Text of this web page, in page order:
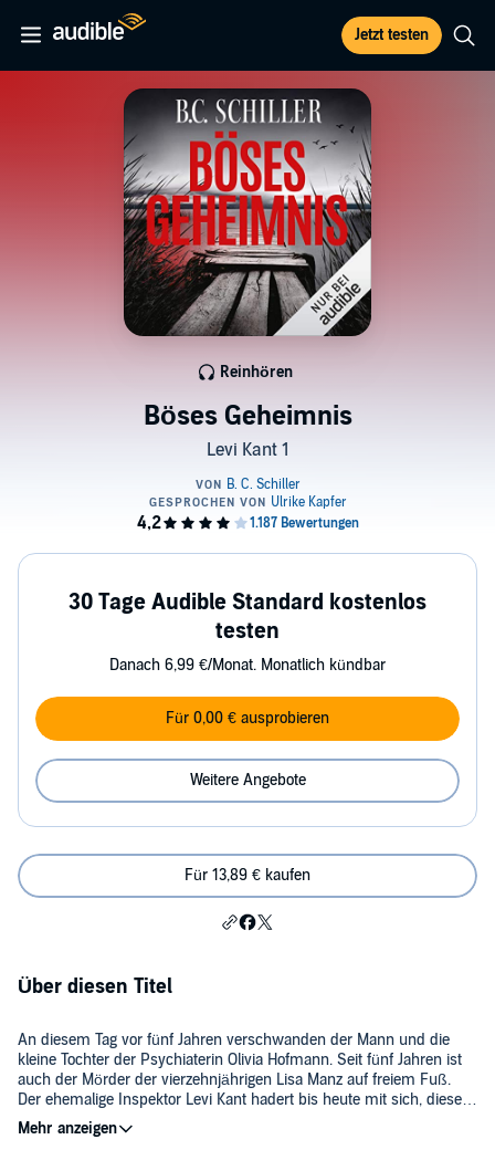
Jetzt testen
Böses Geheimnis
Levi Kant 1
Reinhören
30 Tage Audible Standard kostenlos
testen
Danach 6,99 €/Monat. Monatlich kündbar
Für 0,00 € ausprobieren
Weitere Angebote
Für 13,89 € kaufen
Über diesen Titel
An diesem Tag vor fünf Jahren verschwanden der Mann und die
kleine Tochter der Psychiaterin Olivia Hofmann. Seit fünf Jahren ist
auch der Mörder der vierzehnjährigen Lisa Manz auf freiem Fuß.
Der ehemalige Inspektor Levi Kant hadert bis heute mit sich, diesen
Mord nicht aufgeklärt zu haben. Bis ausgerechnet die Psychiaterin
Olivia Hofmann ein Lebenszeichen von Lisa Manz erhält ...